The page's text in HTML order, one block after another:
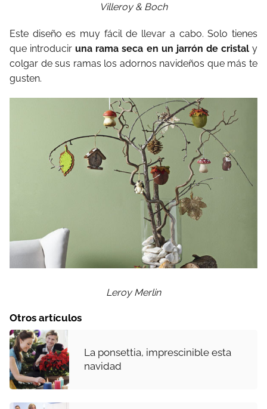
Villeroy & Boch
Este diseño es muy fácil de llevar a cabo. Solo tienes
que introduciruna rama seca en un jarrón de cristaly
colgar de sus ramas los adornos navideños que más te
gusten.
Leroy Merlin
Otros artículos
La ponsettia, imprescinible esta
navidad